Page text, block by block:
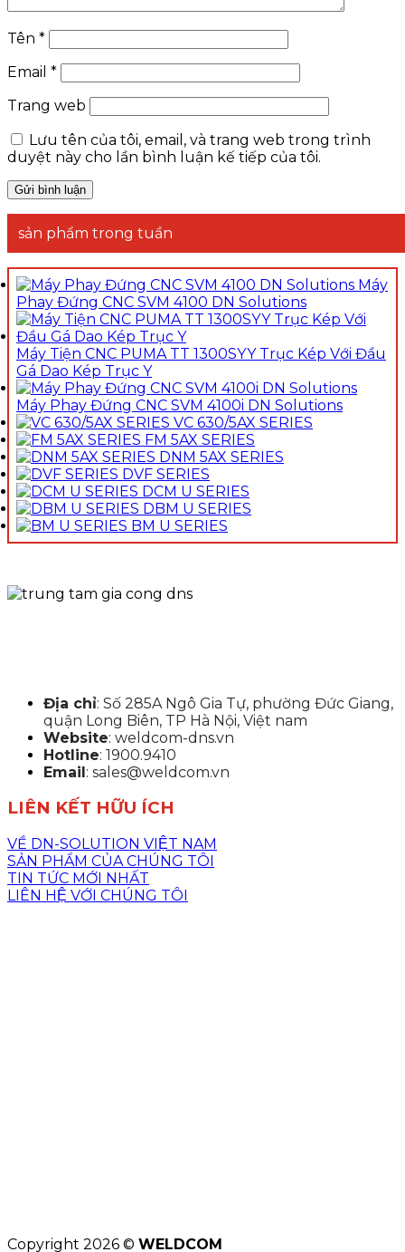
Tên *
Email *
Trang web
Lưu tên của tôi, email, và trang web trong trình
duyệt này cho lần bình luận kế tiếp của tôi.
sản phẩm trong tuần
Máy
Phay Đứng CNC SVM 4100 DN Solutions
Máy Tiện CNC PUMA TT 1300SYY Trục Kép Với Đầu
Gá Dao Kép Trục Y
Máy Phay Đứng CNC SVM 4100i DN Solutions
VC 630/5AX SERIES
FM 5AX SERIES
DNM 5AX SERIES
DVF SERIES
DCM U SERIES
DBM U SERIES
BM U SERIES
Địa chỉ: Số 285A Ngô Gia Tự, phường Đức Giang,
quận Long Biên, TP Hà Nội, Việt nam
Website: weldcom-dns.vn
Hotline: 1900.9410
Email: sales@weldcom.vn
LIÊN KẾT HỮU ÍCH
VỀ DN-SOLUTION VIỆT NAM
SẢN PHẨM CỦA CHÚNG TÔI
TIN TỨC MỚI NHẤT
LIÊN HỆ VỚI CHÚNG TÔI
Copyright 2026 © WELDCOM